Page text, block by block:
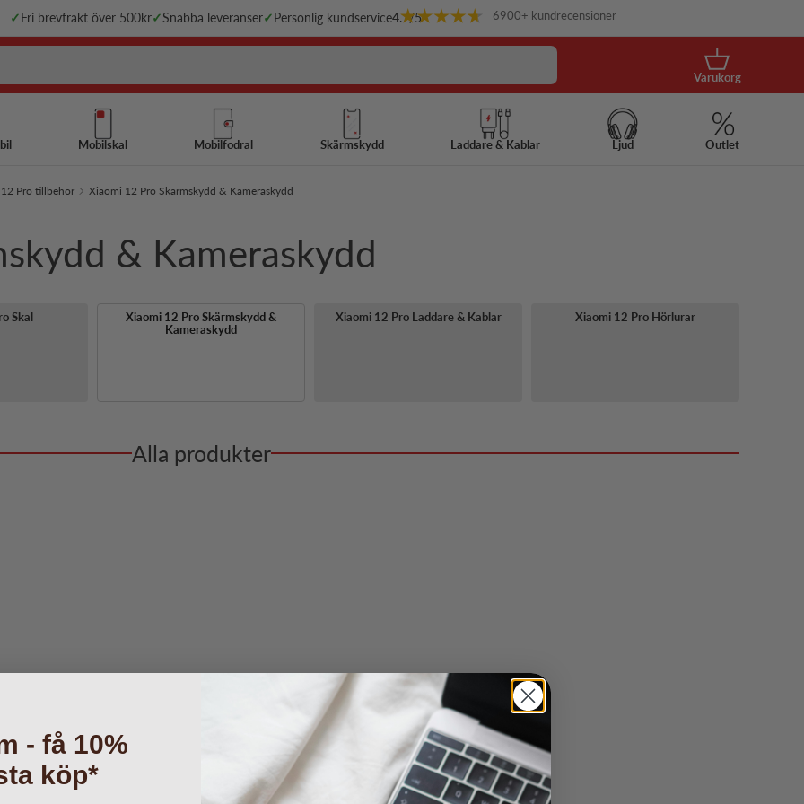
✓ Fri brevfrakt över 500kr✓Snabba leveranser✓ Personlig kundservice4.7/5 6900+ kundrecensioner
Korg
Varukorg
Mobilskal Mobilfodral Skärmskydd Laddare & Kablar Ljud Outlet
Pro tillbehör Xiaomi 12 Pro Skärmskydd & Kameraskydd
& Kameraskydd
Skal
Xiaomi 12 Pro Skärmskydd &
Kameraskydd
Xiaomi 12 Pro Laddare & Kablar Xiaomi 12 Pro Hörlurar
Alla produkter
- få 10%
köp*